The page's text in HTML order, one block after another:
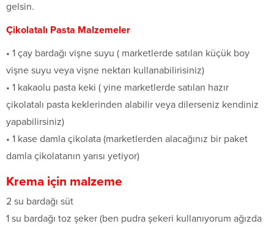
gelsin.
Çikolatalı Pasta Malzemeler
• 1 çay bardağı vişne suyu ( marketlerde satılan küçük boy
vişne suyu veya vişne nektarı kullanabilirisiniz)
• 1 kakaolu pasta keki ( yine marketlerde satılan hazır
çikolatalı pasta keklerinden alabilir veya dilerseniz kendiniz
yapabilirsiniz)
• 1 kase damla çikolata (marketlerden alacağınız bir paket
damla çikolatanın yarısı yetiyor)
Krema için malzeme
2 su bardağı süt
1 su bardağı toz şeker (ben pudra şekeri kullanıyorum ağızda